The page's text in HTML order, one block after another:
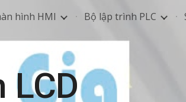
Skip to navigation
hình HMI Bộ lập trình PLC